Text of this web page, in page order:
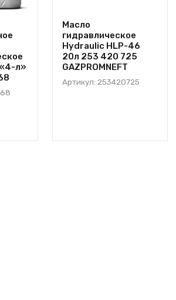
«4-л»
Масло
гидравлическое
Hydraulic HLP-46
20л 253 420 725
GAZPROMNEFT
Артикул: 253420725